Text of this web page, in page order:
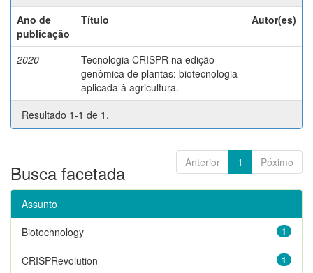
Ano de
publicação
Título Autor(es)
2020
Tecnologia CRISPR na edição
genômica de plantas: biotecnologia
aplicada à agricultura.
-
Resultado 1-1 de 1.
Anterior 1 Póximo
Busca facetada
Assunto
1
Biotechnology
1
CRISPRevolution